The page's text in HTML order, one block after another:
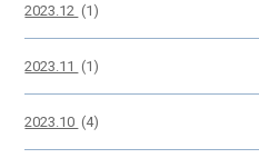
2023.12 (1)
2023.11 (1)
2023.10 (4)